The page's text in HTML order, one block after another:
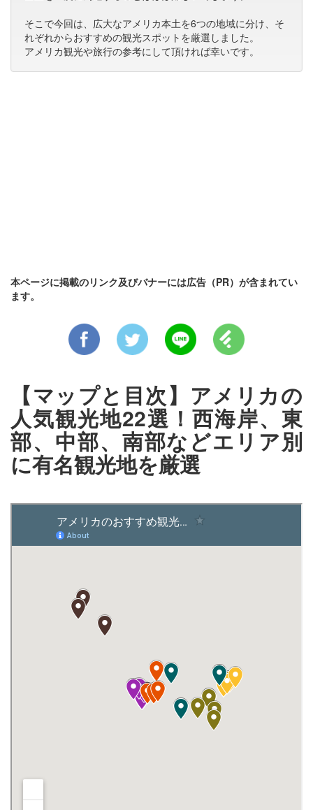
そこで今回は、広大なアメリカ本土を6つの地域に分け、そ
れぞれからおすすめの観光スポットを厳選しました。
アメリカ観光や旅行の参考にして頂ければ幸いです。
本ページに掲載のリンク及びバナーには広告（PR）が含まれてい
ます。
【マップと目次】アメリカの
人気観光地22選！西海岸、東
部、中部、南部などエリア別
に有名観光地を厳選